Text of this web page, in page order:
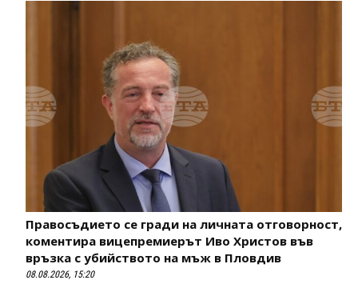
Правосъдието се гради на личната отговорност,
коментира вицепремиерът Иво Христов във
връзка с убийството на мъж в Пловдив
08.08.2026, 15:20